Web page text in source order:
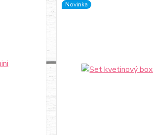
Novinka